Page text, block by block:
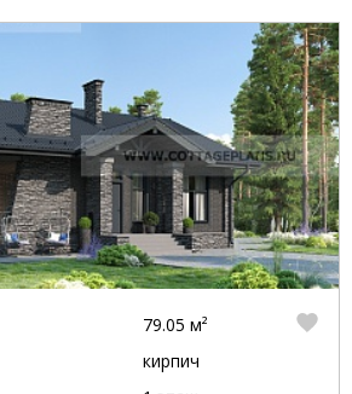
79.05 м²
кирпич